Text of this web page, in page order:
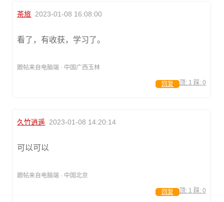
茶旅 2023-01-08 16:08:00
看了，有收获，学习了。
跟帖来自电脑端 · 中国广西玉林
顶: 1 踩: 0
回复
久竹逍遥 2023-01-08 14:20:14
可以可以
跟帖来自电脑端 · 中国北京
顶: 1 踩: 0
回复